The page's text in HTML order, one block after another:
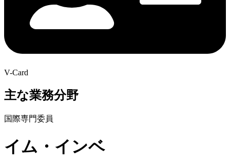
V-Card
主な業務分野
国際専門委員
イム・インベ